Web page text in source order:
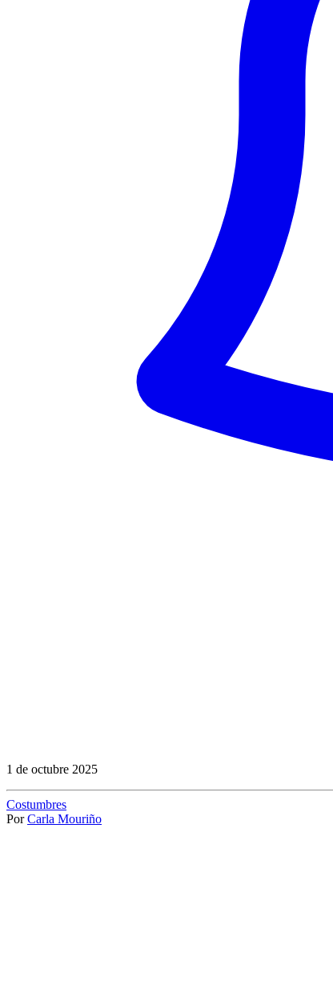
1 de octubre 2025
Costumbres
Por Carla Mouriño